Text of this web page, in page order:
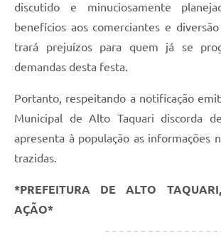
discutido e minuciosamente
benefícios aos comerciantes e
trará prejuízos para quem já se
demandas desta festa.
Portanto, respeitando a notificação
Municipal de Alto Taquari discorda
apresenta à população as informações
trazidas.
*PREFEITURA DE ALTO
AÇÃO*